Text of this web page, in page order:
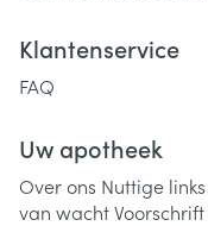
Klantenservice
FAQ
Uw apotheek
Over ons Nuttige links
van wachtVoorschrift